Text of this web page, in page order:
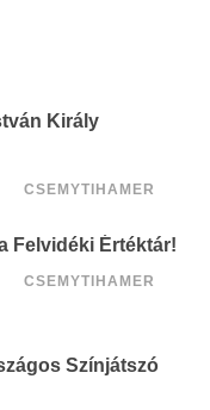
Király
CSEMYTIHAMER
Felvidéki Értéktár!
CSEMYTIHAMER
Színjátszó